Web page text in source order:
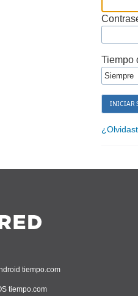
Tiempo
tiempo.com
tiempo.com